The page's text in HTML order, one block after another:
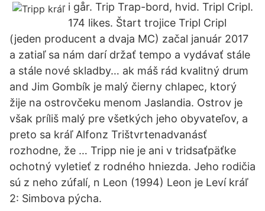
i går. Trip Trap-bord, hvid. Tripl Cripl.
174 likes. Štart trojice Tripl Cripl
(jeden producent a dvaja MC) začal január 2017
a zatiaľ sa nám darí držať tempo a vydávať stále
a stále nové skladby… ak máš rád kvalitný drum
and Jim Gombík je malý čierny chlapec, ktorý
žije na ostrovčeku menom Jaslandia. Ostrov je
však príliš malý pre všetkých jeho obyvateľov, a
preto sa kráľ Alfonz Trištvrtenadvanásť
rozhodne, že … Tripp nie je ani v tridsaťpäťke
ochotný vyletieť z rodného hniezda. Jeho rodičia
sú z neho zúfalí, n Leon (1994) Leon je Leví kráľ
2: Simbova pýcha.